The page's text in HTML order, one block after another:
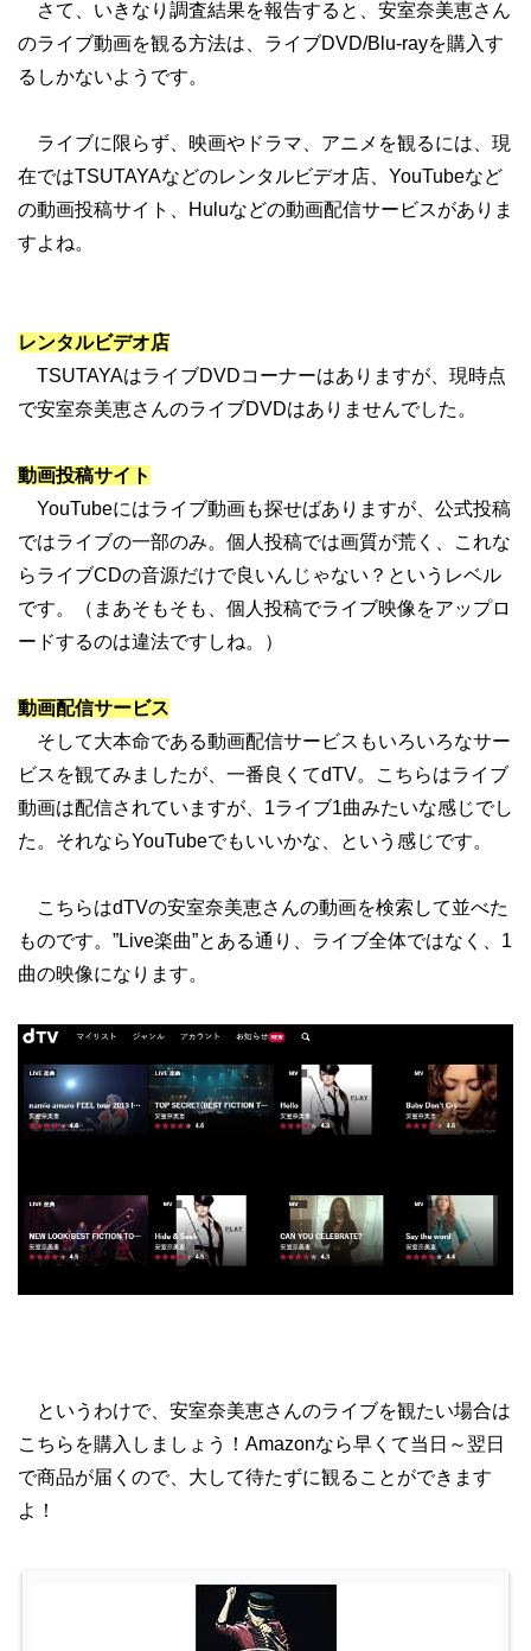
さて、いきなり調査結果を報告すると、安室奈美恵さん
のライブ動画を観る方法は、ライブDVD/Blu-rayを購入す
るしかないようです。
ライブに限らず、映画やドラマ、アニメを観るには、現
在ではTSUTAYAなどのレンタルビデオ店、YouTubeなど
の動画投稿サイト、Huluなどの動画配信サービスがありま
すよね。
レンタルビデオ店
TSUTAYAはライブDVDコーナーはありますが、現時点
で安室奈美恵さんのライブDVDはありませんでした。
動画投稿サイト
YouTubeにはライブ動画も探せばありますが、公式投稿
ではライブの一部のみ。個人投稿では画質が荒く、これな
らライブCDの音源だけで良いんじゃない？というレベル
です。（まあそもそも、個人投稿でライブ映像をアップロ
ードするのは違法ですしね。）
動画配信サービス
そして大本命である動画配信サービスもいろいろなサー
ビスを観てみましたが、一番良くてdTV。こちらはライブ
動画は配信されていますが、1ライブ1曲みたいな感じでし
た。それならYouTubeでもいいかな、という感じです。
こちらはdTVの安室奈美恵さんの動画を検索して並べた
ものです。”Live楽曲”とある通り、ライブ全体ではなく、1
曲の映像になります。
というわけで、安室奈美恵さんのライブを観たい場合は
こちらを購入しましょう！Amazonなら早くて当日～翌日
で商品が届くので、大して待たずに観ることができます
よ！